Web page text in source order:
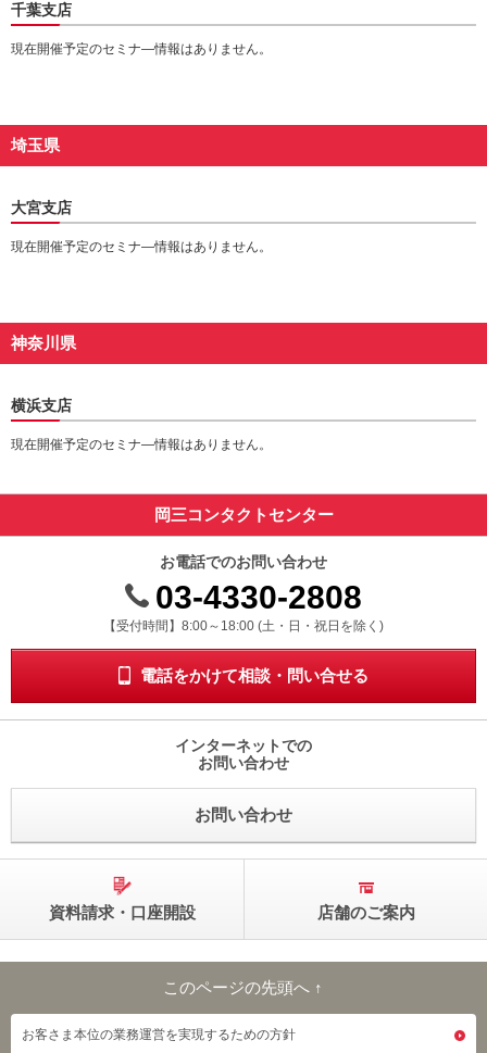
千葉支店
現在開催予定のセミナ―情報はありません。
埼玉県
大宮支店
現在開催予定のセミナ―情報はありません。
神奈川県
横浜支店
現在開催予定のセミナ―情報はありません。
岡三コンタクトセンター
お電話でのお問い合わせ
03-4330-2808
受付時間 8時から18時 ドニチシュクジツを除く
【受付時間】8:00～18:00 (土・日・祝日を除く)
電話をかけて相談・問い合せる
インターネットでの
お問い合わせ
お問い合わせ
資料請求・口座開設 店舗のご案内
このページの先頭へ
このページの先頭へ ↑
お客さま本位の業務運営を実現するための方針